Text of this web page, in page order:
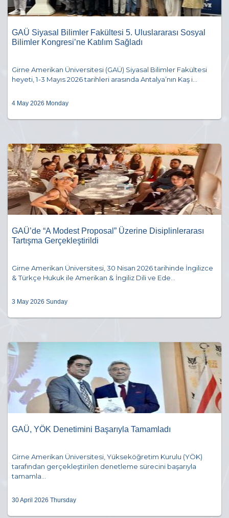
GAÜ Siyasal Bilimler Fakültesi 5. Uluslararası Sosyal
Bilimler Kongresi’ne Katılım Sağladı
Girne Amerikan Üniversitesi (GAÜ) Siyasal Bilimler Fakültesi
heyeti, 1-3 Mayıs 2026 tarihleri arasında Antalya’nın Kaş i...
4 May 2026 Monday
GAÜ’de “A Modest Proposal” Üzerine Disiplinlerarası
Tartışma Gerçekleştirildi
Girne Amerikan Üniversitesi, 30 Nisan 2026 tarihinde İngilizce
& Türkçe Hukuk ile Amerikan & İngiliz Dili ve Ede...
3 May 2026 Sunday
GAÜ, YÖK Denetimini Başarıyla Tamamladı
Girne Amerikan Üniversitesi, Yükseköğretim Kurulu (YÖK)
tarafından gerçekleştirilen denetleme sürecini başarıyla
tamamla...
30 April 2026 Thursday